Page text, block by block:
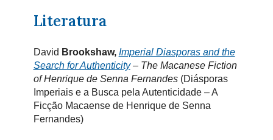
Literatura
David Brookshaw, Imperial Diasporas and the
Search for Authenticity – The Macanese Fiction
of Henrique de Senna Fernandes (Diásporas
Imperiais e a Busca pela Autenticidade – A
Ficção Macaense de Henrique de Senna
Fernandes)